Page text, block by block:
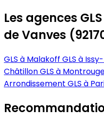
Les agences
de Vanves
GLS à Malakoff GLS à
ChâtillonGLS à
Arrondissement GLS à